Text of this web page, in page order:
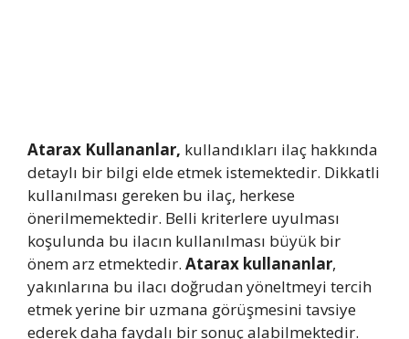
Atarax Kullananlar, kullandıkları ilaç hakkında
detaylı bir bilgi elde etmek istemektedir. Dikkatli
kullanılması gereken bu ilaç, herkese
önerilmemektedir. Belli kriterlere uyulması
koşulunda bu ilacın kullanılması büyük bir
önem arz etmektedir. Atarax kullananlar,
yakınlarına bu ilacı doğrudan yöneltmeyi tercih
etmek yerine bir uzmana görüşmesini tavsiye
ederek daha faydalı bir sonuç alabilmektedir.